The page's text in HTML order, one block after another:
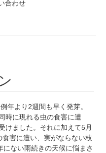
合わせ
年より2週間も早く発芽。
時に現れる虫の食害に遭
けました。それに加えて5月
害に遭い、実がならない枝
ない雨続きの天候に悩まさ